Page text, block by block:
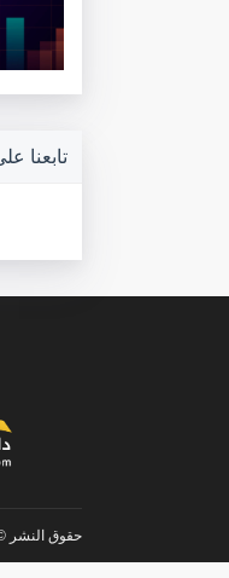
تابعنا
حقوق النشر © 2017 جميع الحقوق